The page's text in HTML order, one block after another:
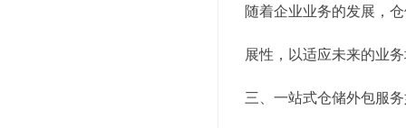
随着企业业务的发展，
展性，以适应未来的业
三、一站式仓储外包服